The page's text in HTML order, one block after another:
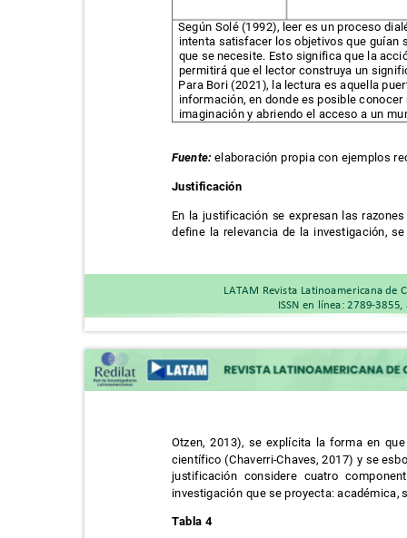
Según Solé (1992), leer es un proceso
intenta satisfacer los objetivos que
que se necesite. Esto significa que la
permitirá que el lector construya un
Para Bori (2021), la lectura es aquella
información, en donde es posible
imaginación y abriendo el acceso a un
Fuente:elaboración propia con ejemplos
Justificación
En la justificación se expresan las
define la relevancia de la investigación,
LATAM Revista Latinoamericana de
ISSN en línea: 2789-
Otzen, 2013), se explícita la forma en
científico (Chaverri-Chaves, 2017) y se
justificación considere cuatro
investigación que se proyecta:
Tabla 4